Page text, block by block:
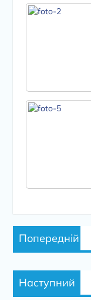
Навігація
записів
Попередній
Наступний